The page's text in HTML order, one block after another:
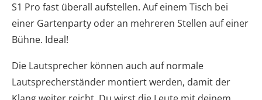
S1 Pro fast überall aufstellen. Auf einem Tisch bei
einer Gartenparty oder an mehreren Stellen auf einer
Bühne. Ideal!
Die Lautsprecher können auch auf normale
Lautsprecherständer montiert werden, damit der